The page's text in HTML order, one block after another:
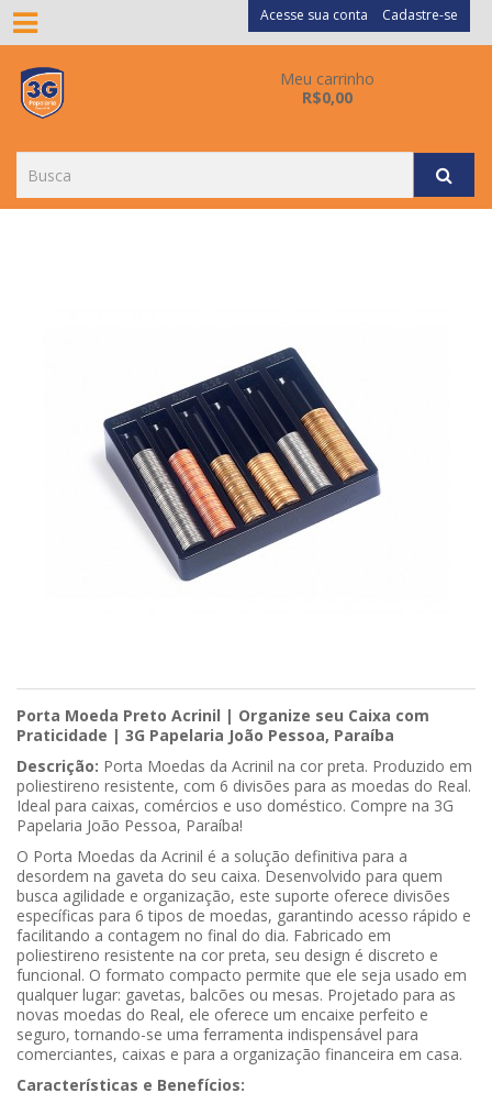
Acesse sua conta Cadastre-se
Meu carrinho
R$0,00
Porta Moeda Preto Acrinil | Organize seu Caixa com
Praticidade | 3G Papelaria João Pessoa, Paraíba
Descrição: Porta Moedas da Acrinil na cor preta. Produzido em
poliestireno resistente, com 6 divisões para as moedas do Real.
Ideal para caixas, comércios e uso doméstico. Compre na 3G
Papelaria João Pessoa, Paraíba!
O Porta Moedas da Acrinil é a solução definitiva para a
desordem na gaveta do seu caixa. Desenvolvido para quem
busca agilidade e organização, este suporte oferece divisões
específicas para 6 tipos de moedas, garantindo acesso rápido e
facilitando a contagem no final do dia. Fabricado em
poliestireno resistente na cor preta, seu design é discreto e
funcional. O formato compacto permite que ele seja usado em
qualquer lugar: gavetas, balcões ou mesas. Projetado para as
novas moedas do Real, ele oferece um encaixe perfeito e
seguro, tornando-se uma ferramenta indispensável para
comerciantes, caixas e para a organização financeira em casa.
Características e Benefícios: